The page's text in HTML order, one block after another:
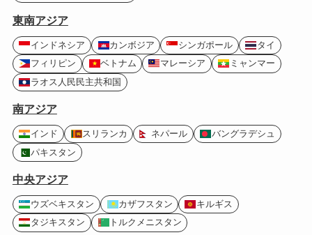
東南アジア
インドネシア カンボジア シンガポール
タイ
フィリピン
ベトナム マレーシア
ミャンマー
ラオス人民民主共和国
南アジア
インド スリランカ ネパール
バングラデシュ
パキスタン
中央アジア
ウズベキスタン カザフスタン
キルギス
タジキスタン
トルクメニスタン